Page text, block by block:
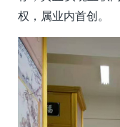
权，属业内首创。